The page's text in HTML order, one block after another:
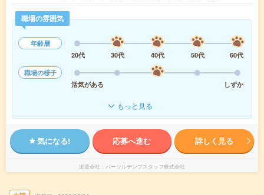
職場の雰囲気
年齢層
20代
30代 40代 50代
60代
職場の様子
活気がある
しずか
もっと見る
気になる! 応募へ進む 詳しく見る
派遣会社 パーソルテンプスタッフ株式会社